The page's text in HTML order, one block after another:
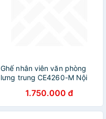
Ghế nhân viên văn phòng
lưng trung CE4260-M Nội
1.750.000 đ